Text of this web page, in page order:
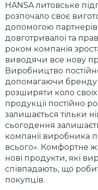
HANSA литовське
розпочало своє
допомогою
довготривалої та
роком компанія
виводячи все нову
Виробництво
допомагаючи бренду
розширяти коло своїх
продукції постійно
залишається тільки
сьогодення
компанії виробника
всього». Комфортне
нові продукти, які
співпадають, що
покупців.